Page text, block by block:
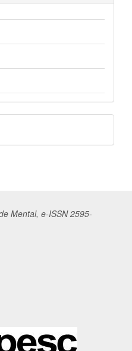
Mental, e-ISSN 2595-